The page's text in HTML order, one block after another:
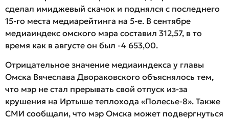
сделал имиджевый скачок и поднялся с последнего
15-го места медиарейтинга на 5-е. В сентябре
медиаиндекс омского мэра составил 312,57, в то
время как в августе он был -4 653,00.
Отрицательное значение медиаиндекса у главы
Омска Вячеслава Двораковского объяснялось тем,
что мэр не стал прерывать свой отпуск из-за
крушения на Иртыше теплохода «Полесье-8». Также
СМИ сообщали, что мэр Омска может подвергнуться